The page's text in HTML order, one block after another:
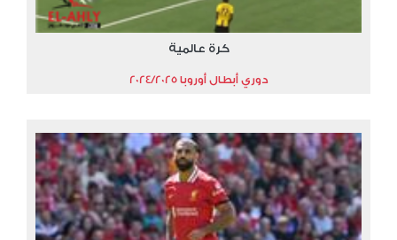
كرة عالمية
دوري أبطال أوروبا 2024/2025